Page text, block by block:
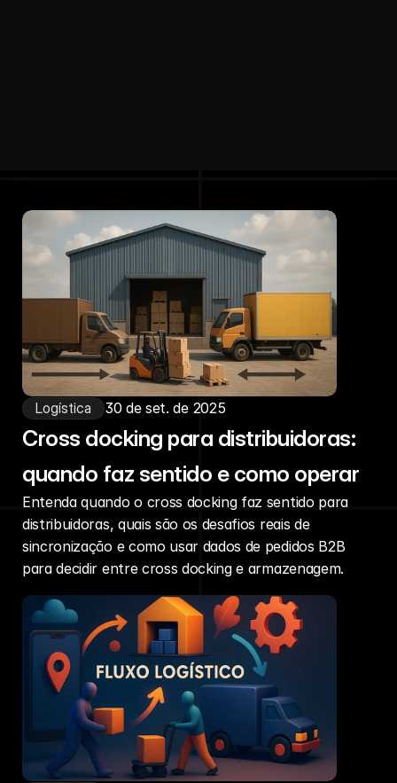
Logística 30 de set. de 2025
Cross docking para distribuidoras:
quando faz sentido e como operar
Entenda quando o cross docking faz sentido para
distribuidoras, quais são os desafios reais de
sincronização e como usar dados de pedidos B2B
para decidir entre cross docking e armazenagem.